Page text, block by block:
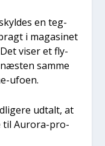
en teg­
i maga­si­net
viser et fly­
sam­me
ufo­en.
udtalt, at
til Aur­ora-pro­